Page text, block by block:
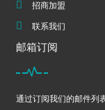
招商加盟
联系我们
邮箱订阅
通过订阅我们的邮件列